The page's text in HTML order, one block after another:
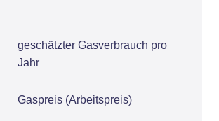
geschätzter Gasverbrauch pro
Jahr
Gaspreis (Arbeitspreis)